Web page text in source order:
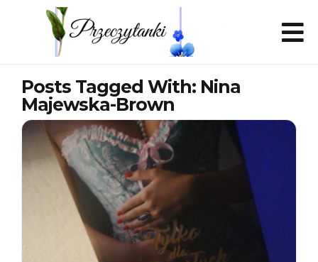
Posts Tagged With: Nina
Majewska-Brown